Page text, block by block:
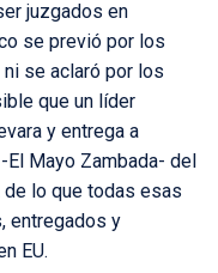
juzgados en
se previó por los
se aclaró por los
que un líder
y entrega a
Mayo Zambada- del
lo que todas esas
entregados y
EU.